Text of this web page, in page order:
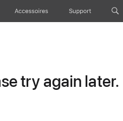
Accessoires Support
try again later.